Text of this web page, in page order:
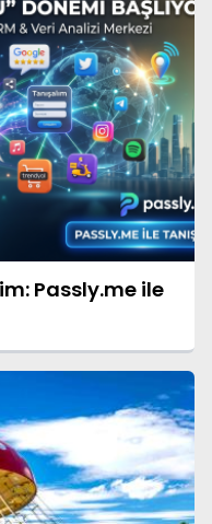
Passly.me ile